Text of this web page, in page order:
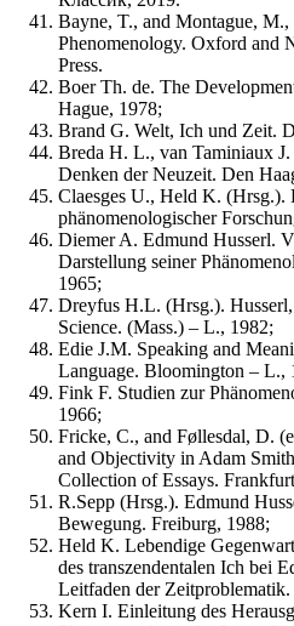
Bayne, T., and Montague,
Phenomenology. Oxford and
Press.
Boer Th. de. The
Hague, 1978;
Brand G. Welt, Ich und Zeit.
Breda H. L., van Taminiaux
Denken der Neuzeit. Den
Claesges U., Held K. (Hrsg.).
phänomenologischer
Diemer A. Edmund Husserl.
Darstellung seiner
1965;
Dreyfus H.L. (Hrsg.).
Science. (Mass.) – L., 1982;
Edie J.M. Speaking and
Language. Bloomington – L.,
Fink F. Studien zur
1966;
Fricke, C., and Føllesdal, D.
and Objectivity in Adam
Collection of Essays.
R.Sepp (Hrsg.). Edmund
Bewegung. Freiburg, 1988;
Held K. Lebendige
des transzendentalen Ich bei
Leitfaden der
Kern I. Einleitung des